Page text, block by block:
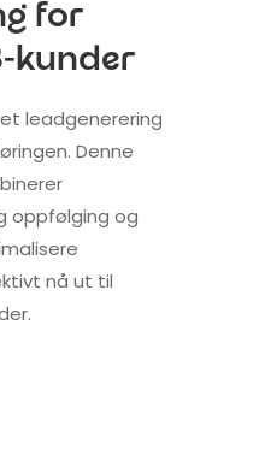
for
kunder
leadgenerering
Denne
oppfølging og
nå ut til